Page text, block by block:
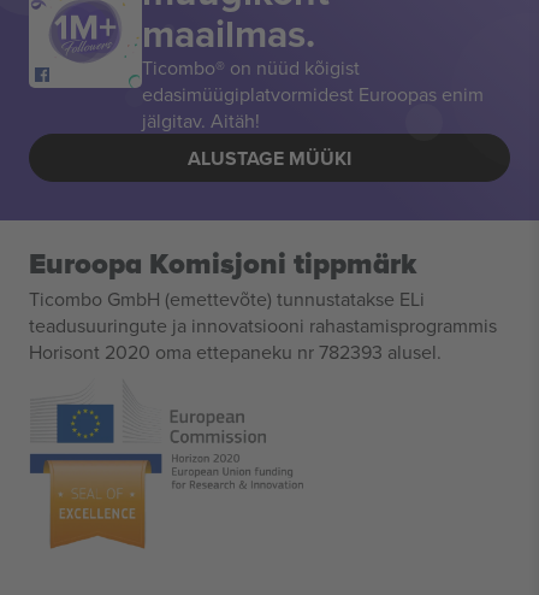
maailmas.
Ticombo® on nüüd kõigist
edasimüügiplatvormidest Euroopas enim
jälgitav. Aitäh!
ALUSTAGE MÜÜKI
Euroopa Komisjoni tippmärk
Ticombo GmbH (emettevõte) tunnustatakse ELi
teadusuuringute ja innovatsiooni rahastamisprogrammis
Horisont 2020 oma ettepaneku nr 782393 alusel.